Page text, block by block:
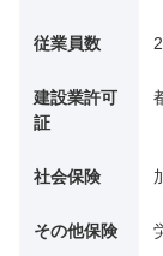
従業員数
建設業許可
証
社会保険
その他保険